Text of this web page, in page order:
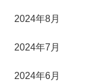
2024年8月
2024年7月
2024年6月